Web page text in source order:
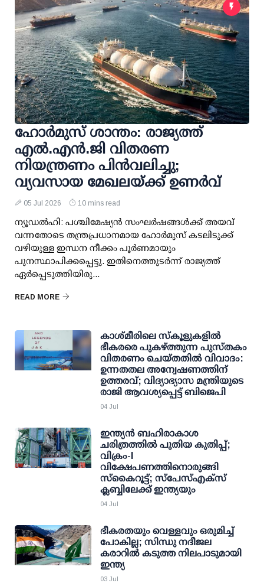
ഹോര്‍മുസ് ശാന്തം: രാജ്യത്ത്
എല്‍.എന്‍.ജി വിതരണ
നിയന്ത്രണം പിന്‍വലിച്ചു;
വ്യവസായ മേഖലയ്ക്ക് ഉണര്‍വ്
05 Jul 2026 10 mins read
ന്യൂഡല്‍ഹി: പശ്ചിമേഷ്യന്‍ സംഘര്‍ഷങ്ങള്‍ക്ക് അയവ്
വന്നതോടെ തന്ത്രപ്രധാനമായ ഹോര്‍മുസ് കടലിടുക്ക്
വഴിയുള്ള ഇന്ധന നീക്കം പൂര്‍ണമായും
പുനസ്ഥാപിക്കപ്പെട്ടു. ഇതിനെത്തുടര്‍ന്ന് രാജ്യത്ത്
ഏര്‍പ്പെടുത്തിയിരു...
READ MORE
കാശ്മീരിലെ സ്‌കൂളുകളില്‍
ഭീകരരെ പുകഴ്ത്തുന്ന പുസ്തകം
വിതരണം ചെയ്തതില്‍ വിവാദം:
ഉന്നതതല അന്വേഷണത്തിന്
ഉത്തരവ്; വിദ്യാഭ്യാസ മന്ത്രിയുടെ
രാജി ആവശ്യപ്പെട്ട് ബിജെപി
04 Jul
ഇന്ത്യൻ ബഹിരാകാശ
ചരിത്രത്തിൽ പുതിയ കുതിപ്പ്;
വിക്രം-I
വിക്ഷേപണത്തിനൊരുങ്ങി
സ്‌കൈറൂട്ട്; സ്പേസ്എക്സ്
ക്ലബ്ബിലേക്ക് ഇന്ത്യയും
04 Jul
ഭീകരതയും വെള്ളവും ഒരുമിച്ച്
പോകില്ല; സിന്ധു നദീജല
കരാറില്‍ കടുത്ത നിലപാടുമായി
ഇന്ത്യ
03 Jul